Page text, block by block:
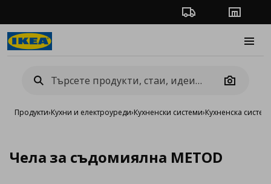
Проследяване на
Camera
Продукти›Кухни и електроуреди›Кухненски системи›Кухненска
Чела за съдомиялна METOD